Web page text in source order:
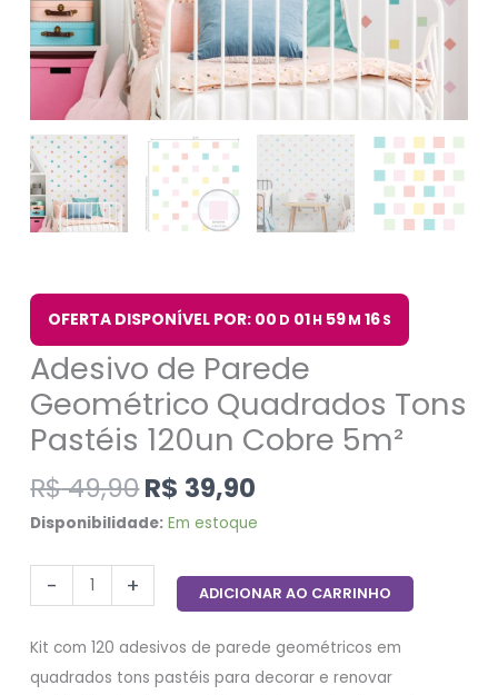
OFERTA DISPONÍVEL POR: 00 D 01H 59M 15S
Adesivo de Parede
Geométrico Quadrados Tons
Pastéis 120un Cobre 5m²
R$49,90R$ 39,90
Disponibilidade: Em estoque
- + ADICIONAR AO CARRINHO
Kit com 120 adesivos de parede geométricos em
quadrados tons pastéis para decorar e renovar